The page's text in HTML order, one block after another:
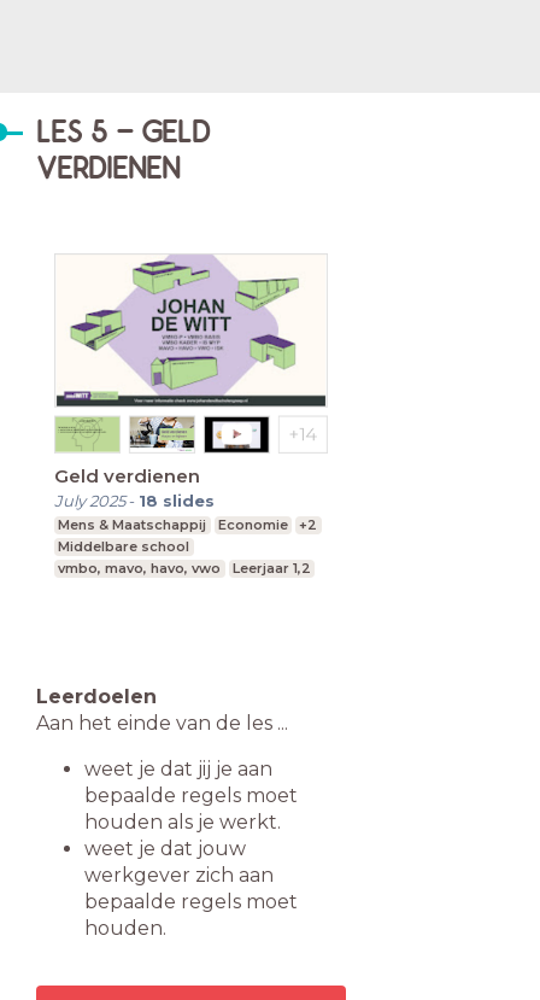
LES 5 - GELD
VERDIENEN
Geld verdienen
July 2025- 18 slides
Mens & Maatschappij Economie
+2
Middelbare school
vmbo, mavo, havo, vwo
Leerjaar 1,2
Leerdoelen
Aan het einde van de les ...
weet je dat jij je aan
bepaalde regels moet
houden als je werkt.
weet je dat jouw
werkgever zich aan
bepaalde regels moet
houden.